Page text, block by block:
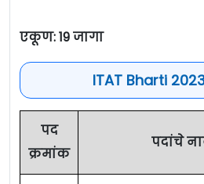
एकूण: 19 जागा
ITAT Bharti
पद
क्रमांक
पदांचे